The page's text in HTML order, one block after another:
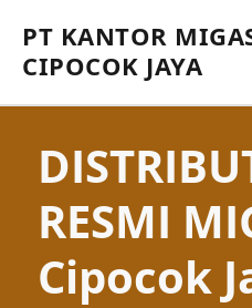
PT KANTOR
CIPOCOK JAYA
RESMI
Cipocok